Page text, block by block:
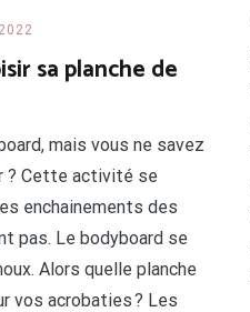
sa planche de
mais vous ne savez
? Cette activité se
enchainements des
pas. Le bodyboard se
Alors quelle planche
vos acrobaties ? Les